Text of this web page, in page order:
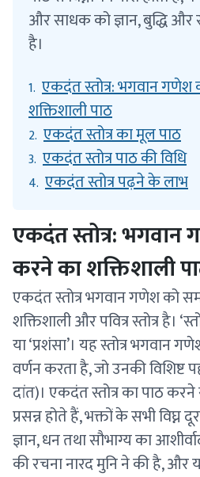
और साधक को ज्ञान, बुद्धि और
है।
1. एकदंत स्तोत्र: भगवान गणेश
शक्तिशाली पाठ
2. एकदंत स्तोत्र का मूल पाठ
3. एकदंत स्तोत्र पाठ की विधि
4. एकदंत स्तोत्र पढ़ने के लाभ
एकदंत स्तोत्र: भगवान
करने का शक्तिशाली
एकदंत स्तोत्र भगवान गणेश को
शक्तिशाली और पवित्र स्तोत्र है।
या ‘प्रशंसा’। यह स्तोत्र
वर्णन करता है, जो उनकी
दांत)। एकदंत स्तोत्र का पाठ
प्रसन्न होते हैं, भक्तों के सभी विघ्न
ज्ञान, धन तथा सौभाग्य का
की रचना नारद मुनि ने की है,